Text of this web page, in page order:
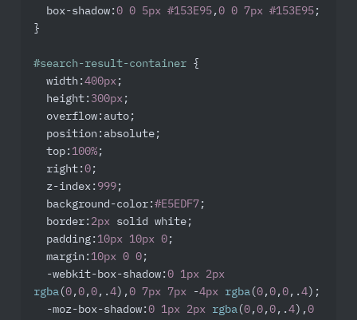
box-shadow :0 0 5px #153E95 ,0 0 7px #153E95 ;
}
#search-result-container {
width :400px ;
height : 300px ;
overflow :auto;
position :absolute;
top : 100% ;
right :0 ;
z-index : 999 ;
background-color :#E5EDF7 ;
border : 2px solid white;
padding : 10px 10px 0 ;
margin : 10px 0 0 ;
-webkit-box-shadow :0 1px
2px
rgba (0 ,0 ,0 ,.4),0 7px 7px -4px rgba (0 ,0 ,0 ,.4);
-moz-box-shadow :0 1px 2px rgba (0 ,0 ,0 ,.4),0